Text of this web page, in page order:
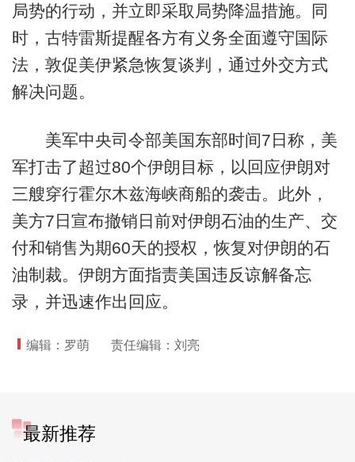
局势的行动，并立即采取局势降温措施。同
时，古特雷斯提醒各方有义务全面遵守国际
法，敦促美伊紧急恢复谈判，通过外交方式
解决问题。
美军中央司令部美国东部时间7日称，美
军打击了超过80个伊朗目标，以回应伊朗对
三艘穿行霍尔木兹海峡商船的袭击。此外，
美方7日宣布撤销日前对伊朗石油的生产、交
付和销售为期60天的授权，恢复对伊朗的石
油制裁。伊朗方面指责美国违反谅解备忘
录，并迅速作出回应。
编辑：罗萌 责任编辑：刘亮
最新推荐